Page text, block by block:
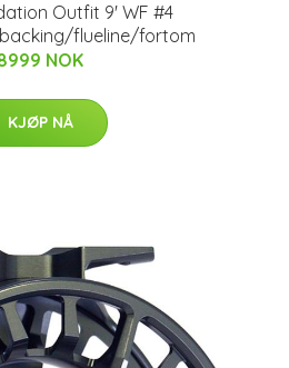
Outfit 9' WF #4
flueline/fortom
NOK
KJØP NÅ